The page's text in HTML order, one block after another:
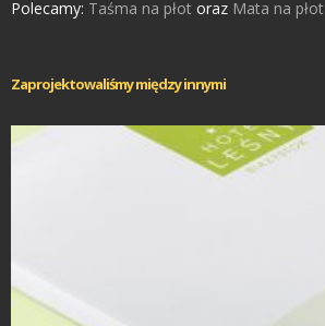
Polecamy: Taśma na płot oraz Mata na płot
Zaprojektowaliśmy między innymi